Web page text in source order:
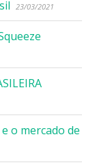
23/03/2021
o mercado de